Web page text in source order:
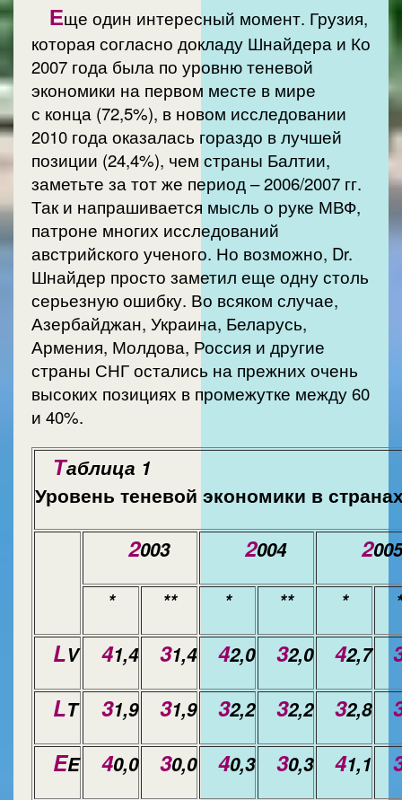
Еще один интересный момент. Грузия,
которая согласно докладу Шнайдера и Ко
2007 года была по уровню теневой
экономики на первом месте в мире
с конца (72,5%), в новом исследовании
2010 года оказалась гораздо в лучшей
позиции (24,4%), чем страны Балтии,
заметьте за тот же период – 2006/2007 гг.
Так и напрашивается мысль о руке МВФ,
патроне многих исследований
австрийского ученого. Но возможно, Dr.
Шнайдер просто заметил еще одну столь
серьезную ошибку. Во всяком случае,
Азербайджан, Украина, Беларусь,
Армения, Молдова, Россия и другие
страны СНГ остались на прежних очень
высоких позициях в промежутке между 60
Таблица 1
Уровень теневой экономики в
2003 2004 2005
*
** * ** *
LV 41,4 31,4 42,0 32,0 42,7
LT 31,9 31,9 32,2 32,2 32,8
EE 40,0 30,0 40,3 30,3 41,1